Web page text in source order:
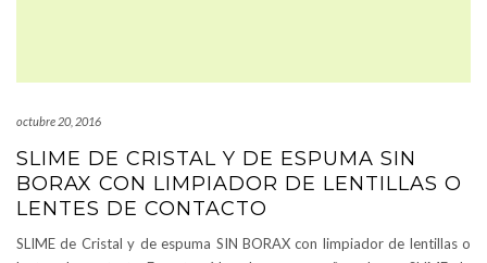
octubre 20, 2016
SLIME DE CRISTAL Y DE ESPUMA SIN
BORAX CON LIMPIADOR DE LENTILLAS O
LENTES DE CONTACTO
SLIME de Cristal y de espuma SIN BORAX con limpiador de lentillas o